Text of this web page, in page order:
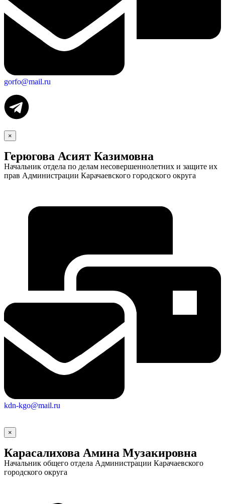
Экономика
gorfo@mail.ru
×
Герюгова Асият Казимовна
Начальник отдела по делам несовершеннолетних и защите их
прав Администрации Карачаевского городского округа
kdn-kgo@mail.ru
×
Карасалихова Амина Музакировна
Начальник общего отдела Администрации Карачаевского
городского округа